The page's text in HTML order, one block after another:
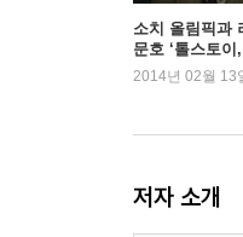
소치 올림픽과
문호 ‘톨스토
스키, 투르게네
2014년 02월 13
저자 소개